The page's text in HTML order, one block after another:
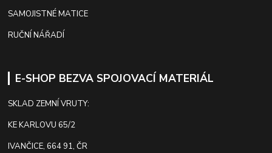
SAMOJISTNÉ MATICE
RUČNÍ NÁŘADÍ
E-SHOP BEZVA SPOJOVACÍ MATERIÁL
SKLAD ZEMNÍ VRUTY:
KE KARLOVU 65/2
IVANČICE, 664 91, ČR